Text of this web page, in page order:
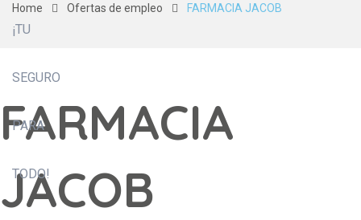
Home Ofertas de empleo FARMACIA JACOB
FARMACIA
JACOB